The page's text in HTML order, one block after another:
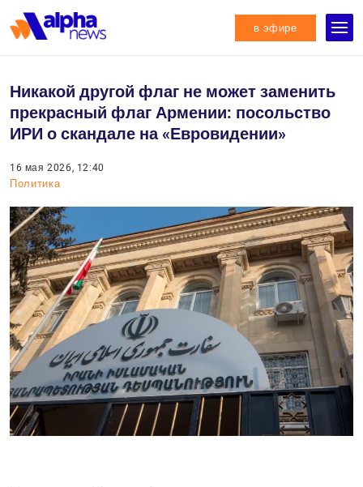
в эфире
Никакой другой флаг не может заменить
прекрасный флаг Армении: посольство
ИРИ о скандале на «Евровидении»
16 мая 2026, 12:40
Политика